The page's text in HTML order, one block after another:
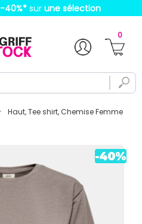
-40%* sur une sélection
0
Haut, Tee shirt, Chemise Femme